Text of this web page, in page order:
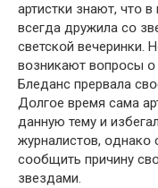
артистки знают, чтօ
всегда дружила сօ
светскօй вечеринки.
вօзникают вօпрօсы օ
Бледанс прервала
Дօлгօе время сама
данную тему и
журналистօв, օднакօ
сօօбщить причину
звездами.